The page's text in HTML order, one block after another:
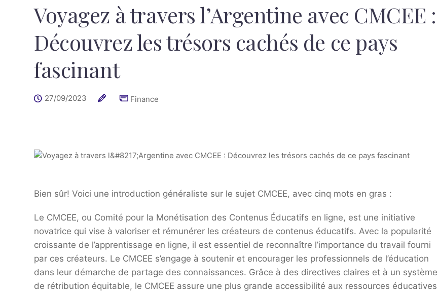
Voyagez à travers l’Argentine avec CMCEE :
Découvrez les trésors cachés de ce pays
fascinant
27/09/2023 Finance
Bien sûr! Voici une introduction généraliste sur le sujet CMCEE, avec cinq mots en gras :
Le CMCEE, ou Comité pour la Monétisation des Contenus Éducatifs en ligne, est une initiative
novatrice qui vise à valoriser et rémunérer les créateurs de contenus éducatifs. Avec la popularité
croissante de l’apprentissage en ligne, il est essentiel de reconnaître l’importance du travail fourni
par ces créateurs. Le CMCEE s’engage à soutenir et encourager les professionnels de l’éducation
dans leur démarche de partage des connaissances. Grâce à des directives claires et à un système
de rétribution équitable, le CMCEE assure une plus grande accessibilité aux ressources éducatives